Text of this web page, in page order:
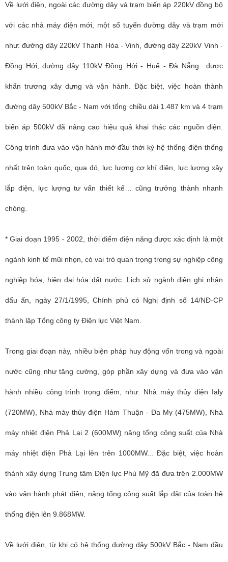
Về lưới điện, ngoài các đường dây và trạm biến áp 220kV đồng bộ
với các nhà máy điện mới, một số tuyến đường dây và trạm mới
như: đường dây 220kV Thanh Hóa - Vinh, đường dây 220kV Vinh -
Đồng Hới, đường dây 110kV Đồng Hới - Huế - Đà Nẵng…được
khẩn trương xây dựng và vận hành. Đặc biệt, việc hoàn thành
đường dây 500kV Bắc - Nam với tổng chiều dài 1.487 km và 4 trạm
biến áp 500kV đã nâng cao hiệu quả khai thác các nguồn điện.
Công trình đưa vào vận hành mở đầu thời kỳ hệ thống điện thống
nhất trên toàn quốc, qua đó, lực lượng cơ khí điện, lực lượng xây
lắp điện, lực lượng tư vấn thiết kế… cũng trưởng thành nhanh
chóng.
* Giai đoạn 1995 - 2002, thời điểm điện năng được xác định là một
ngành kinh tế mũi nhọn, có vai trò quan trọng trong sự nghiệp công
nghiệp hóa, hiện đại hóa đất nước. Lịch sử ngành điện ghi nhận
dấu ấn, ngày 27/1/1995, Chính phủ có Nghị định số 14/NĐ-CP
thành lập Tổng công ty Điện lực Việt Nam.
Trong giai đoạn này, nhiều biện pháp huy động vốn trong và ngoài
nước cũng như tăng cường, góp phần xây dựng và đưa vào vận
hành nhiều công trình trọng điểm, như: Nhà máy thủy điện Ialy
(720MW), Nhà máy thủy điện Hàm Thuận - Đa My (475MW), Nhà
máy nhiệt điện Phả Lại 2 (600MW) nâng tổng công suất của Nhà
máy nhiệt điện Phả Lại lên trên 1000MW... Đặc biệt, việc hoàn
thành xây dựng Trung tâm Điện lực Phú Mỹ đã đưa trên 2.000MW
vào vận hành phát điện, nâng tổng công suất lắp đặt của toàn hệ
thống điện lên 9.868MW.
Về lưới điện, từ khi có hệ thống đường dây 500kV Bắc - Nam đầu